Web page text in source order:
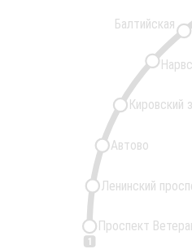
1
Проспект
Балтийская
Ленинский
Автово
Кировский